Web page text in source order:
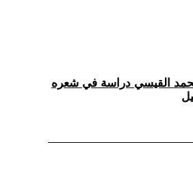
محمد القيسي دراسة في شعره